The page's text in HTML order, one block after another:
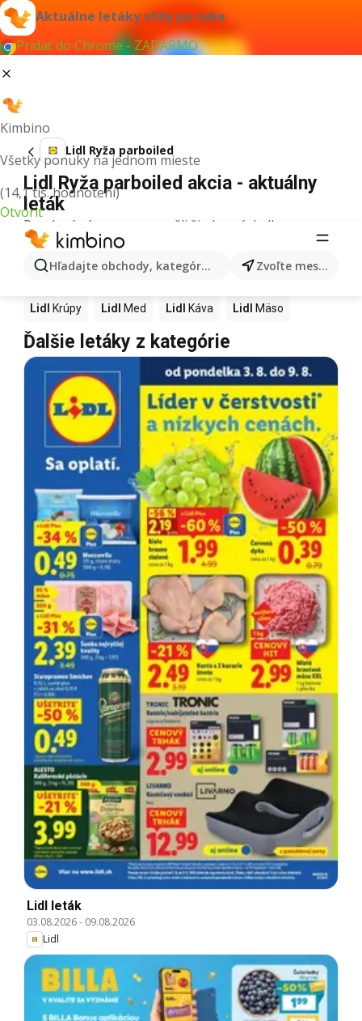
Aktuálne letáky vždy po ruke
Pridať do Chrome - ZADARMO
Kimbino
Všetky ponuky na jednom mieste
(14,1 tis. hodnotení)
Otvoriť
Hľadajte obchody, kategórie, produkty... Zvoľte mesto
Lidl Ryža parboiled
Lidl Ryža parboiled akcia - aktuálny
leták
Pre daný výraz sme nenašli žiadne výsledky.
Ďalšie produkty v obchodoch Lidl
Lidl Kiwi LidlMango Lidl
Lidl Krúpy Lidl Med Lidl Káva Lidl Mäso
Ďalšie letáky z kategórie
Lidl leták
03.08.2026- 09.08.2026
Lidl